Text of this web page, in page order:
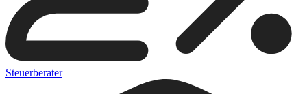
Steuerberater